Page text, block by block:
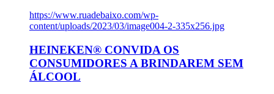
https://www.ruadebaixo.com/wp-
content/uploads/2023/03/image004-2-335x256.jpg
HEINEKEN® CONVIDA OS
CONSUMIDORES A BRINDAREM SEM
ÁLCOOL